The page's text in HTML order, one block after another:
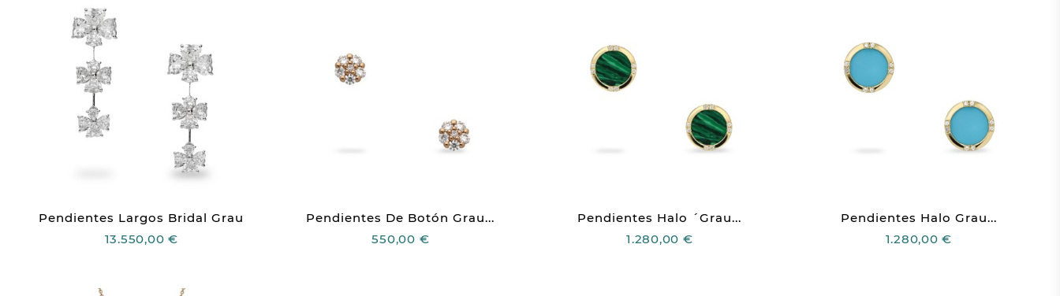
Pendientes Largos Bridal Grau
13.550,00 €
Pendientes De Botón Grau...
550,00 €
Pendientes Halo ´Grau...
1.280,00 €
Pendientes Halo Grau...
1.280,00 €